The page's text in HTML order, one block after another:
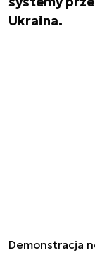
Ukraina.
Demonstracja